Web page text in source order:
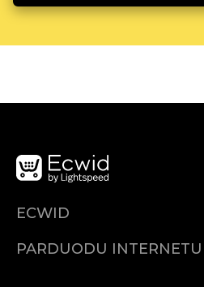
ECWID
Kainodara
PARDUODU INTERNETU